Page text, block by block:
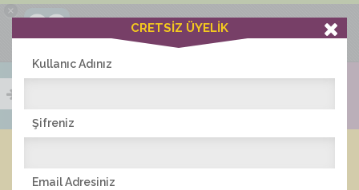
×
Ciddiask Uygulaması
+1 Hafta Gold Üyelik Kazan
Bedava - com.ciddi.ask
İNDİR
CRETSİZ ÜYELİK
Kullanıc Adınız
Şifreniz
Email Adresiniz